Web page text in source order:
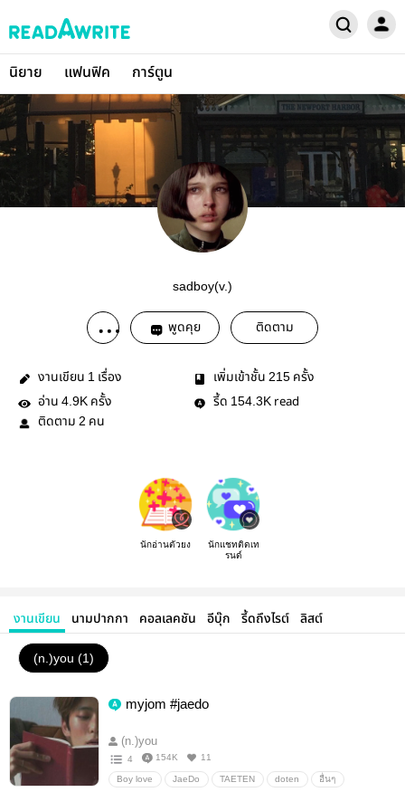
นิยาย แฟนฟิค การ์ตูน
sadboy(v.)
พูดคุย ติดตาม
งานเขียน 1 เรื่อง เพิ่มเข้าชั้น 215 ครั้ง
อ่าน 4.9K ครั้ง รี้ด 154.3K read
ติดตาม 2 คน
นักอ่านตัวยง
นักแชทติดเท
รนด์
งานเขียน นามปากกา คอลเลคชัน อีบุ๊ก รี้ดถึงไรต์ ลิสต์
(n.)you (1)
myjom #jaedo
(n.)you
4 154K 11
Boy love JaeDo TAETEN doten อื่นๆ